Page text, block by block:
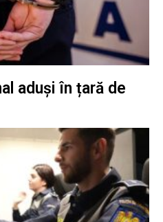
aduși în țară de